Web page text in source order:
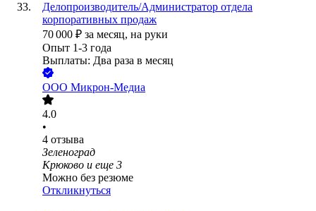
Делопроизводитель/Администратор отдела
корпоративных продаж
70 000 ₽ за месяц, на руки
Опыт 1-3 года
Выплаты: Два раза в месяц
ООО Микрон-Медиа
4.0
•
4 отзыва
Зеленоград
Крюково и еще 3
Можно без резюме
Откликнуться